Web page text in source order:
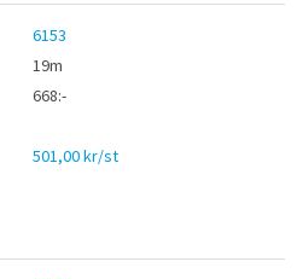
6153
19m
668:-
501,00 kr/st